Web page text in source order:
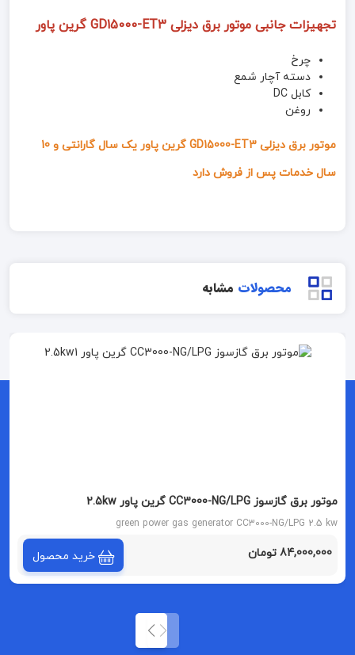
تجهیزات جانبی موتور برق دیزلی GD15000-ET3 گرین پاور
چرخ
دسته آچار شمع
کابل DC
روغن
موتور برق دیزلی GD15000-ET3 گرین پاور یک سال گارانتی و 10
سال خدمات پس از فروش دارد
محصولات مشابه
موتور برق گازسوز CC3000-NG/LPG گرین پاور 2.5kw
green power gas generator CC3000-NG/LPG 2.5 kw
84,000,000 تومان خرید محصول